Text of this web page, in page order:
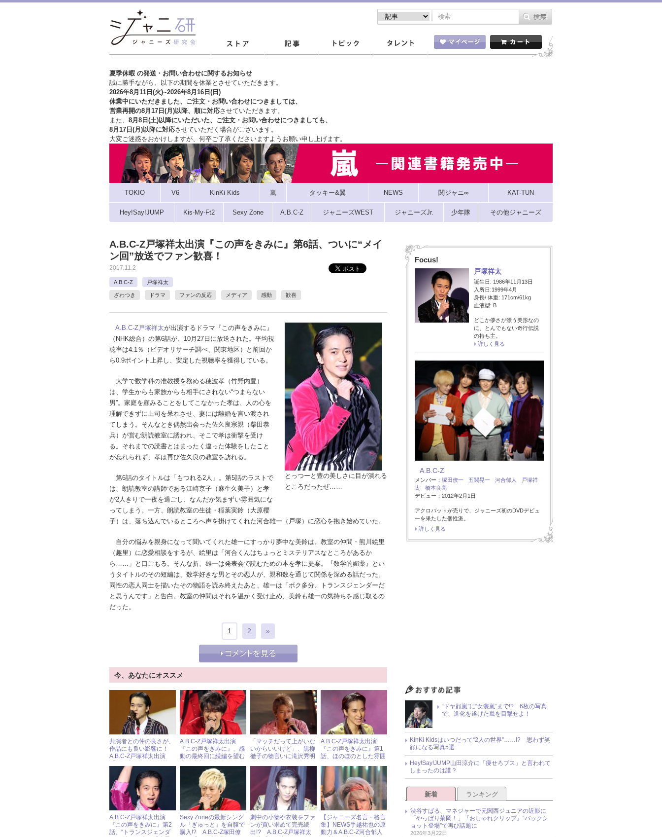
夏季休暇 の発送・お問い合わせに関するお知らせ
誠に勝手ながら、以下の期間を休業とさせていただきます。
2026年8月11日(火)~2026年8月16日(日)
休業中にいただきました、ご注文・お問い合わせにつきましては、
営業再開の8月17日(月)以降、順に対応させていただきます。
また、 8月8日(土)以降にいただいた、ご注文・ お問い合わせにつきましても、
8月17日(月)以降に対応させていただく場合がございます。
大変ご迷惑をおかけしますが、 何卒ご了承くださいますようお願い申し上げます。
TOKIO V6 KinKi Kids 嵐 タッキー&翼 NEWS 関ジャニ∞ KAT-TUN
Hey!Say!JUMP Kis-My-Ft2 Sexy Zone A.B.C-Z ジャニーズWEST ジャニーズJr. 少年隊 その他ジャニーズ
A.B.C-Z戸塚祥太出演『この声をきみに』第6話、ついに“メイ
ン回”放送でファン歓喜！
2017.11.2
A.B.C-Z 戸塚祥太
ざわつき ドラマ ファンの反応 メディア 感動 歓喜
とっつーと豊の美しさに目が潰れる
ところだったぜ……
A.B.C-Z戸塚祥太が出演するドラマ『この声をきみに』
（NHK総合）の第6話が、10月27日に放送された。平均視
聴率は4.1％（ビデオリサーチ調べ、関東地区）と前回か
ら0.9ポイント上昇し、安定した視聴率を獲得している。
大学で数学科の准教授を務める穂波孝（竹野内豊）
は、学生からも家族からも相手にされない“つまらない
男”。家庭を顧みることをしてこなかった孝は、人の心を
理解できずに上司を呆れさせ、妻には離婚を言い渡され
てしまう。そんなとき偶然出会った佐久良宗親（柴田恭
兵）が営む朗読教室に誘われ、そこで孝は衝撃を受け
る。それまでの読書とはまったく違った体験をしたこと
が忘れられず、孝は再び佐久良の教室を訪れる。
第6話のタイトルは「もつれる2人」。第5話のラストで
は、朗読教室の講師である江崎京子（麻生久美子）と孝
が2人きりで一夜を過ごし、なんだか気まずい雰囲気にな
ってしまう。一方、朗読教室の生徒・稲葉実鈴（大原櫻
子）は、落ち込んでいるところへ声を掛けてくれた河合雄一（戸塚）に恋心を抱き始めていた。
自分の悩みを親身になって聞いてくれた雄一にすっかり夢中な美鈴は、教室の仲間・熊川絵里
（趣里）に恋愛相談をするが、絵里は「河合くんはちょっとミステリアスなところがあるか
ら……」と口ごもる。そんな折、雄一は発表会で読むための本を孝に提案。『数学的媚薬』とい
うタイトルのその短編は、数学好きな男とその恋人が、親和数を通じて関係を深める話だった。
同性の恋人同士を描いたその物語を読み終えたあと、雄一は「ボク多分、トランスジェンダーだ
と思うんです」と告白。教室の仲間はそれを温かく受け止め、美鈴も雄一の気持ちを感じ取るの
だった。
1 2 »
今、あなたにオススメ
共演者との仲の良さが、
作品にも良い影響に！
A.B.C-Z戸塚祥太出演
A.B.C-Z戸塚祥太出演
『この声をきみに』、感
動の最終回に続編を望む
「マッチだって上がいな
いからいいけど」、黒柳
徹子の物言いに滝沢秀明
A.B.C-Z戸塚祥太出演
『この声をきみに』第1
話、ほのぼのとした雰囲
A.B.C-Z戸塚祥太出演
『この声をきみに』第2
話、“トランスジェンダ
Sexy Zoneの最新シング
ル「ぎゅっと」を自腹で
購入!? A.B.C-Z塚田僚
劇中の小物や衣装をファ
ンが買い求めて完売続
出!? A.B.C-Z戸塚祥太
【ジャニーズ名言・格言
集】NEWS手越祐也の原
動力＆A.B.C-Z河合郁人
Focus!
戸塚祥太
誕生日: 1986年11月13日
入所日:1999年4月
身長/ 体重: 171cm/61kg
血液型: B
どこか儚さが漂う美形なの
に、とんでもない奇行伝説
の持ち主。
詳しく見る
A.B.C-Z
メンバー： 塚田僚一 五関晃一 河合郁人
戸塚祥
太
橋本良亮
デビュー：2012年2月1日
アクロバットが売りで、ジャニーズ初のDVDデビュ
ーを果たした個性派。
詳しく見る
“ドヤ顔嵐”に“女装嵐”まで!? 6枚の写真
で、進化を遂げた嵐を目撃せよ！
KinKi Kidsはいつだって“2人の世界”……!? 思わず笑
顔になる写真5選
Hey!Say!JUMP山田涼介に「痩せろブス」と言われて
しまったのは誰？
新着 ランキング
渋谷すばる、マネジャーで元関西ジュニアの近影に
「やっぱり菊岡！」『おしゃれクリップ』“バックシ
ョット登場”で再び話題に
2026年3月22日